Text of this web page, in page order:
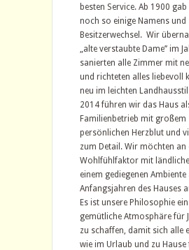
besten Service. Ab 1900 gab
noch so einige Namens und
Besitzerwechsel. Wir
„alte verstaubte Dame’’ im
sanierten alle Zimmer mit
und richteten alles liebevoll
neu im leichten Landhausstil
2014 führen wir das Haus
Familienbetrieb mit großem
persönlichen Herzblut und
zum Detail. Wir möchten an
Wohlfühlfaktor mit
einem gediegenen Ambiente
Anfangsjahren des Hauses
Es ist unsere Philosophie
gemütliche Atmosphäre für
zu schaffen, damit sich alle
wie im Urlaub und zu Hause